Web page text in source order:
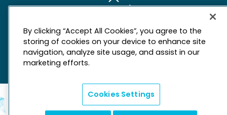
mapa web
Aviso legal
Derechos de privacidad
Política de cookies
By clicking “Accept All Cookies”, you agree to the
storing of cookies on your device to enhance site
navigation, analyze site usage, and assist in our
marketing efforts.
Cookies Settings